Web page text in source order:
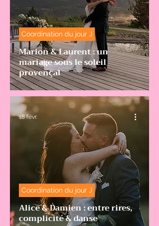
Marion & Laurent : un
mariage sous le soleil
provençal
Coordination du jour J
Alice & Damien : entre rires,
complicité & danse
Coordination du jour J
18 févr.